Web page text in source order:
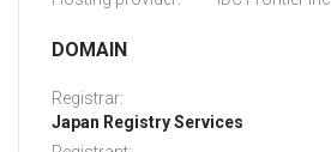
DOMAIN
Registrar:
Japan Registry Services